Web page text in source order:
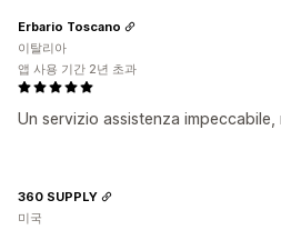
Un servizio assistenza
Erbario Toscano
이탈리아
앱 사용 기간 2년 초과
360 SUPPLY
미국